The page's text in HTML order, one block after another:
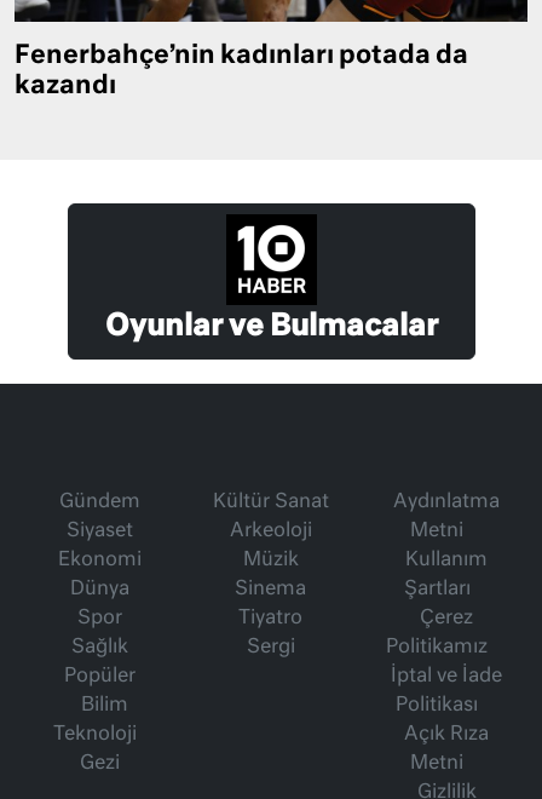
Fenerbahçe’nin kadınları potada da
kazandı
Oyunlar ve Bulmacalar
Gündem
Siyaset
Ekonomi
Dünya
Spor
Sağlık
Popüler
Bilim
Teknoloji
Gezi
Kültür Sanat
Arkeoloji
Müzik
Sinema
Tiyatro
Sergi
Aydınlatma
Metni
Kullanım
Şartları
Çerez
Politikamız
İptal ve İade
Politikası
Açık Rıza
Metni
Gizlilik